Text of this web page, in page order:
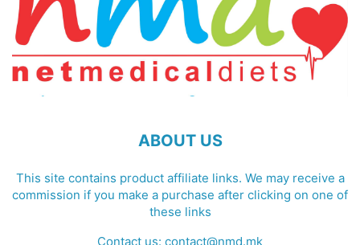
ABOUT US
This site contains product affiliate links. We may receive a
commission if you make a purchase after clicking on one of
these links
Contact us: contact@nmd.mk